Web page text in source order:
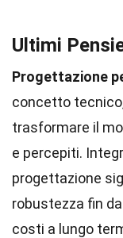
Ultimi
Progettazione
concetto
trasformare il
e percepiti.
progettazione
robustezza fin
costi a lungo